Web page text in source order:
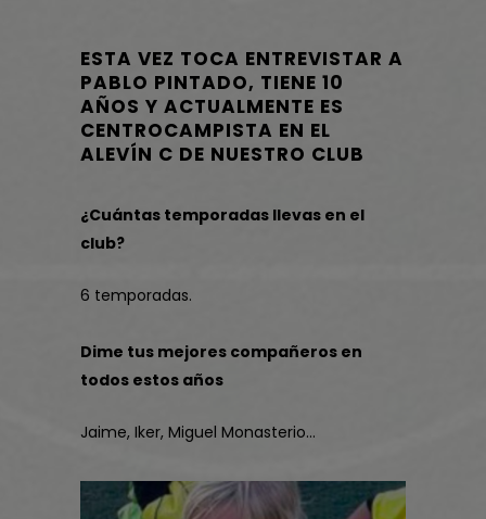
ESTA VEZ TOCA ENTREVISTAR A
PABLO PINTADO, TIENE 10
AÑOS Y ACTUALMENTE ES
CENTROCAMPISTA EN EL
ALEVÍN C DE NUESTRO CLUB
¿Cuántas temporadas llevas en el
club?
6 temporadas.
Dime tus mejores compañeros en
todos estos años
Jaime, Iker, Miguel Monasterio…